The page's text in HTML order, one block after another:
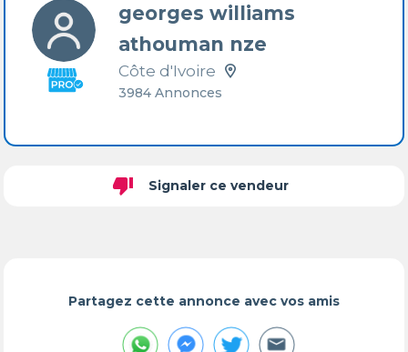
georges williams
athouman nze
Côte d'Ivoire
3984 Annonces
thumb_down Signaler ce vendeur
Partagez cette annonce avec vos amis